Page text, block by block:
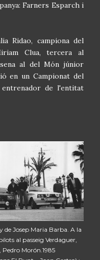
Farners Esparch i
Ridao, campiona del
Clua, tercera al
al del Món júnior
en un Campionat del
de l'entitat
de Josep Maria Barba. A la
al passeig Verdaguer,
Morón.1985